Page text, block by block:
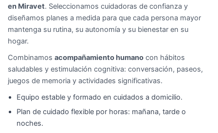
en Miravet. Seleccionamos cuidadoras de confianza y
diseñamos planes a medida para que cada persona mayor
mantenga su rutina, su autonomía y su bienestar en su
hogar.
Combinamos acompañamiento humano con hábitos
saludables y estimulación cognitiva: conversación, paseos,
juegos de memoria y actividades significativas.
Equipo estable y formado en cuidados a domicilio.
Plan de cuidado flexible por horas: mañana, tarde o
noches.